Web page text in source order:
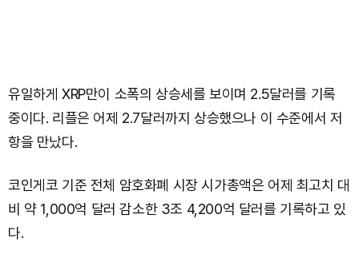
유일하게 XRP만이 소폭의 상승세를 보이며 2.5달러를 기록
중이다. 리플은 어제 2.7달러까지 상승했으나 이 수준에서 저
항을 만났다.
코인게코 기준 전체 암호화폐 시장 시가총액은 어제 최고치 대
비 약 1,000억 달러 감소한 3조 4,200억 달러를 기록하고 있
다.